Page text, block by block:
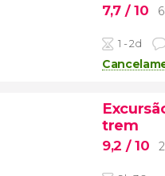
7,7 / 10
1 - 2d
trem
9,2 / 10